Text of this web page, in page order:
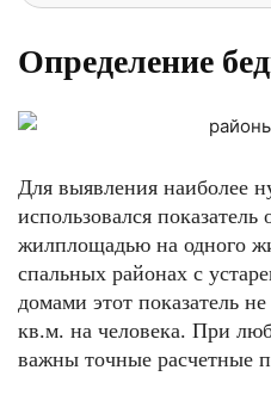
Определение
Для выявления наиболее
использовался показатель
жилплощадью на одного
спальных районах с
домами этот показатель
кв.м. на человека. При
важны точные расчетные